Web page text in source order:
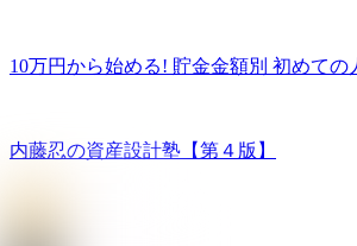
10万円から始める! 貯金金額別 初めて
内藤忍の資産設計塾【第４版】